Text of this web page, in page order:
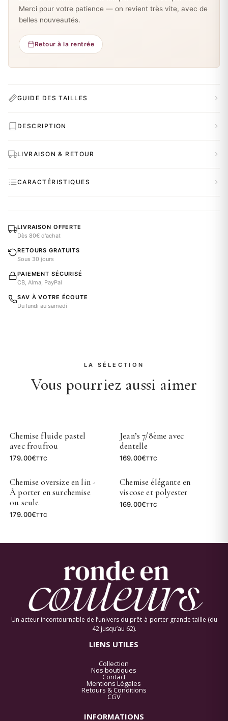
Merci pour votre patience — on revient très vite, avec de
belles nouveautés.
Retour à la rentrée
GUIDE DES TAILLES
DESCRIPTION
LIVRAISON & RETOUR
CARACTÉRISTIQUES
LIVRAISON OFFERTE
Dès 80€ d'achat
RETOURS GRATUITS
Sous 30 jours
PAIEMENT SÉCURISÉ
CB, Alma, PayPal
SAV À VOTRE ÉCOUTE
Du lundi au samedi
LA SÉLECTION
Vous pourriez aussi aimer
Chemise fluide pastel
avec froufrou
179.00€TTC
Jean’s 7/8ème avec
dentelle
169.00€TTC
Chemise oversize en lin -
À porter en surchemise
ou seule
179.00€TTC
Chemise élégante en
viscose et polyester
169.00€TTC
Un acteur incontournable de l’univers du prêt-à-porter grande taille (du
42 jusqu’au 62).
LIENS UTILES
Collection
Nos boutiques
Contact
Mentions Légales
Retours & Conditions
CGV
INFORMATIONS